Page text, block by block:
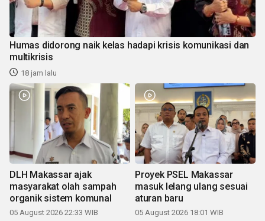
Humas didorong naik kelas hadapi krisis komunikasi dan
multikrisis
18 jam lalu
DLH Makassar ajak
masyarakat olah sampah
organik sistem komunal
05 August 2026 22:33 WIB
Proyek PSEL Makassar
masuk lelang ulang sesuai
aturan baru
05 August 2026 18:01 WIB